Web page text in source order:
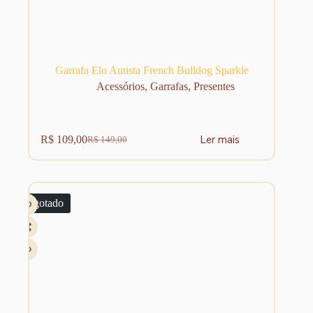
Garrafa Elo Autista French Bulldog Sparkle
Acessórios,Garrafas,Presentes
R$149,00
O
preço
era:
R$109,00O
preço
é:
Ler mais
Esgotado